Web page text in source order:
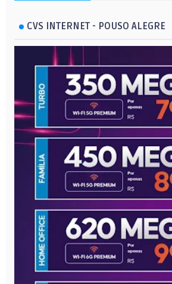
CVS INTERNET - POUSO ALEGRE